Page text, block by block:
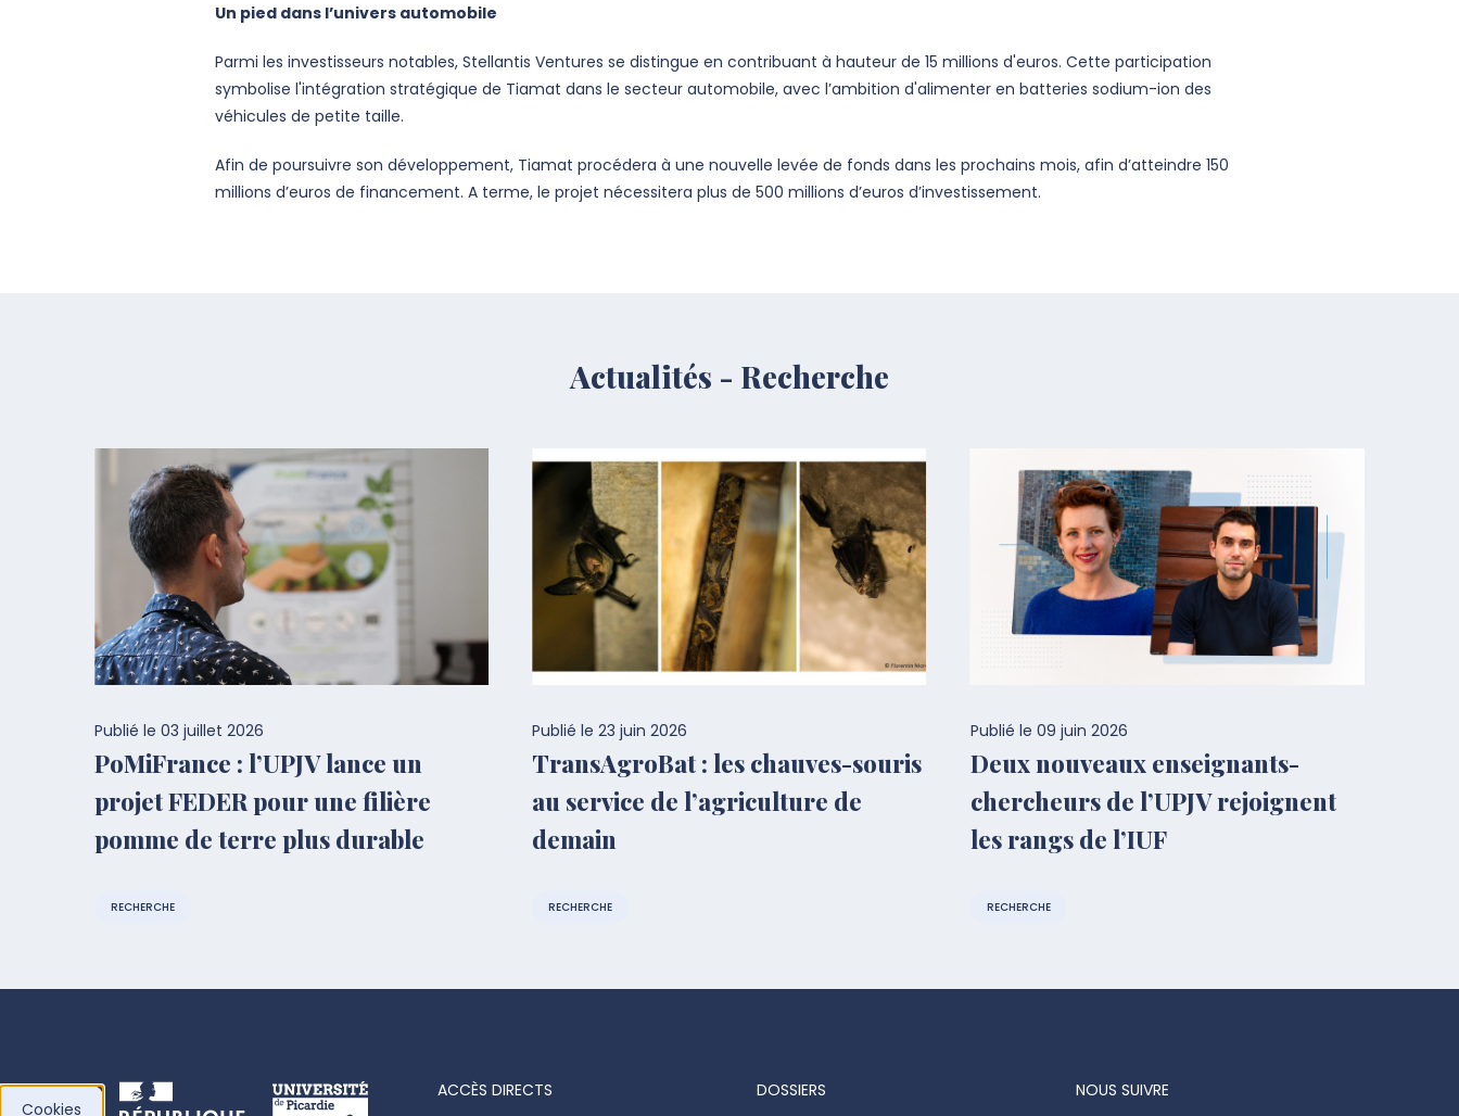
Un pied dans l’univers automobile
Parmi les investisseurs notables, Stellantis Ventures se distingue en contribuant à hauteur de 15 millions d'euros. Cette participation
symbolise l'intégration stratégique de Tiamat dans le secteur automobile, avec l’ambition d'alimenter en batteries sodium-ion des
véhicules de petite taille.
Afin de poursuivre son développement, Tiamat procédera à une nouvelle levée de fonds dans les prochains mois, afin d’atteindre 150
millions d’euros de financement. A terme, le projet nécessitera plus de 500 millions d’euros d’investissement.
Actualités - Recherche
Publié le03 juillet 2026
PoMiFrance : l’UPJV lance un
projet FEDER pour une filière
pomme de terre plus durable
RECHERCHE
Publié le23 juin 2026
TransAgroBat : les chauves-souris
au service de l’agriculture de
demain
RECHERCHE
Publié le 09 juin 2026
Deux nouveaux enseignants-
chercheurs de l’UPJV rejoignent
les rangs de l’IUF
RECHERCHE
ACCÈS DIRECTS DOSSIERS NOUS SUIVRE
Cookies